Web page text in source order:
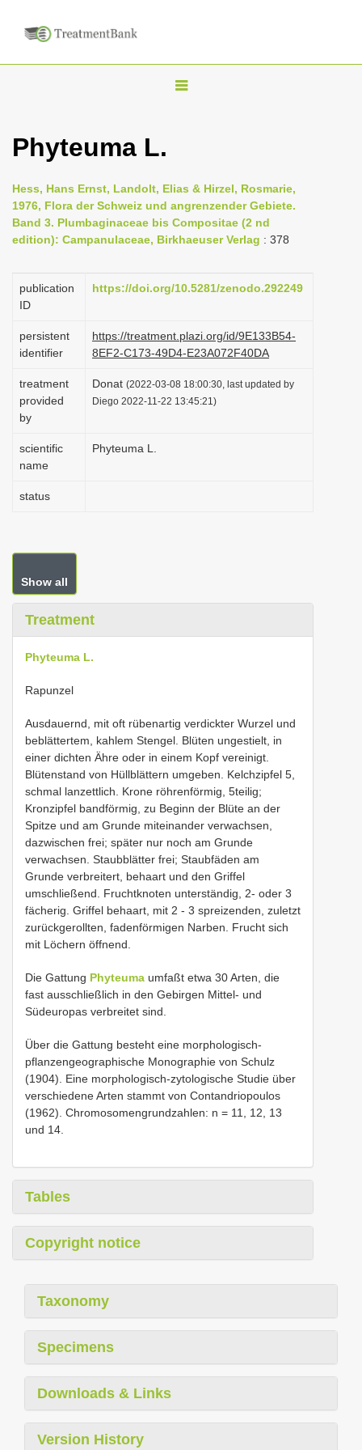
T
n
a
i
a
t
i
o
Phyteuma L.
Hess, Hans Ernst, Landolt, Elias & Hirzel, Rosmarie,
1976, Flora der Schweiz und angrenzender Gebiete.
Band 3. Plumbaginaceae bis Compositae (2 nd
edition): Campanulaceae, Birkhaeuser Verlag : 378
publication
ID
https://doi.org/10.5281/zenodo.292249
persistent
identifier
https://treatment.plazi.org/id/9E133B54-
8EF2-C173-49D4-E23A072F40DA
treatment
provided
by
Donat (2022-03-08 18:00:30, last updated by
Diego 2022-11-22 13:45:21)
scientific
name
Phyteuma L.
status
Show all
Treatment
Phyteuma L.
Rapunzel
Ausdauernd, mit oft rübenartig verdickter Wurzel und
beblättertem, kahlem Stengel. Blüten ungestielt, in
einer dichten Ähre oder in einem Kopf vereinigt.
Blütenstand von Hüllblättern umgeben. Kelchzipfel 5,
schmal lanzettlich. Krone röhrenförmig, 5teilig;
Kronzipfel bandförmig, zu Beginn der Blüte an der
Spitze und am Grunde miteinander verwachsen,
dazwischen frei; später nur noch am Grunde
verwachsen. Staubblätter frei; Staubfäden am
Grunde verbreitert, behaart und den Griffel
umschließend. Fruchtknoten unterständig, 2- oder 3
fächerig. Griffel behaart, mit 2 - 3 spreizenden, zuletzt
zurückgerollten, fadenförmigen Narben. Frucht sich
mit Löchern öffnend.
Die Gattung Phyteuma umfaßt etwa 30 Arten, die
fast ausschließlich in den Gebirgen Mittel- und
Südeuropas verbreitet sind.
Über die Gattung besteht eine morphologisch-
pflanzengeographische Monographie von Schulz
(1904). Eine morphologisch-zytologische Studie über
verschiedene Arten stammt von Contandriopoulos
(1962). Chromosomengrundzahlen: n = 11, 12, 13
und 14.
Tables
Copyright notice
Taxonomy
Specimens
Downloads & Links
Version History